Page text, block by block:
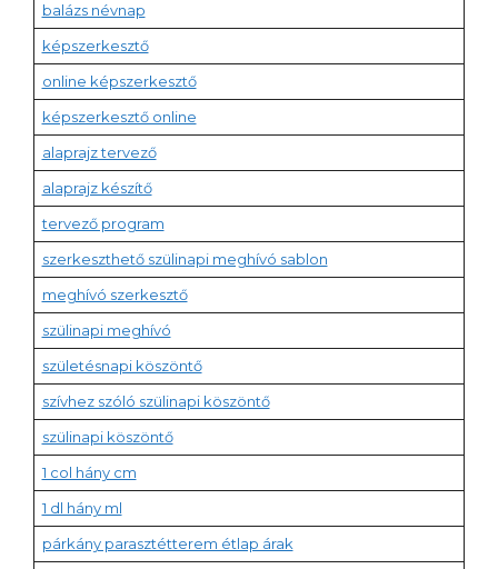
balázs névnap
képszerkesztő
online képszerkesztő
képszerkesztő online
alaprajz tervező
alaprajz készítő
tervező program
szerkeszthető szülinapi meghívó sablon
meghívó szerkesztő
szülinapi meghívó
születésnapi köszöntő
szívhez szóló szülinapi köszöntő
szülinapi köszöntő
1 col hány cm
1 dl hány ml
párkány parasztétterem étlap árak